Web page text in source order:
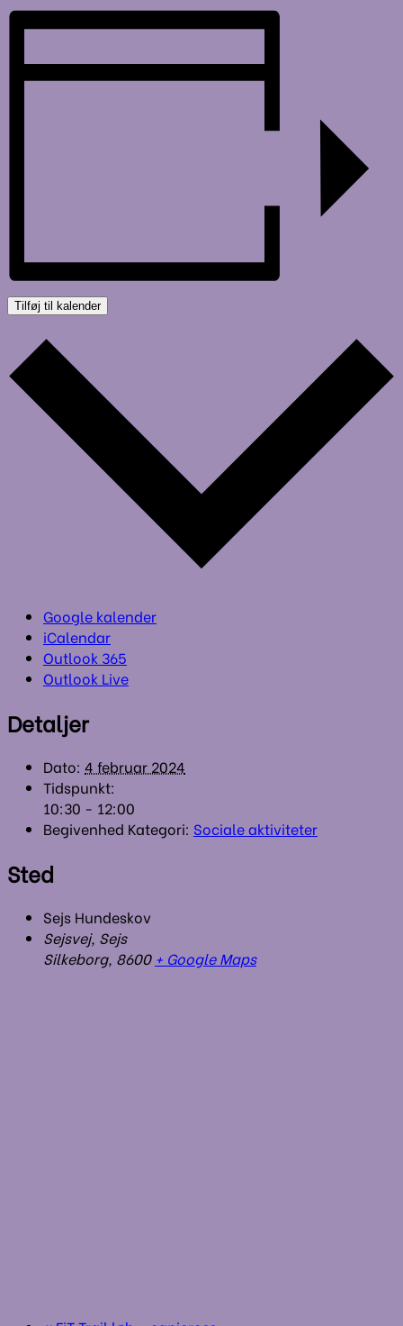
Tilføj til kalender
Google kalender
iCalendar
Outlook 365
Outlook Live
Detaljer
Dato: 4 februar 2024
Tidspunkt:
10:30 - 12:00
Begivenhed Kategori: Sociale aktiviteter
Sted
Sejs Hundeskov
Sejsvej, Sejs
Silkeborg, 8600 + Google Maps